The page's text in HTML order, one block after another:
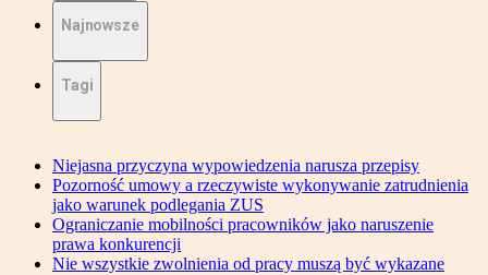
Najnowsze
Tagi
Niejasna przyczyna wypowiedzenia narusza przepisy
Pozorność umowy a rzeczywiste wykonywanie zatrudnienia
jako warunek podlegania ZUS
Ograniczanie mobilności pracowników jako naruszenie
prawa konkurencji
Nie wszystkie zwolnienia od pracy muszą być wykazane